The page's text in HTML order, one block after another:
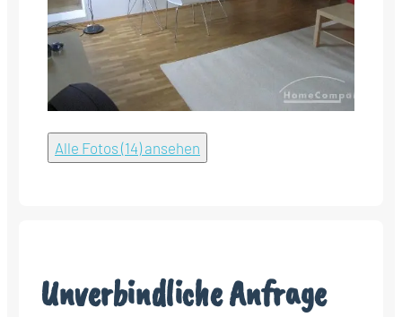
Alle Fotos (14) ansehen
Unverbindliche Anfrage